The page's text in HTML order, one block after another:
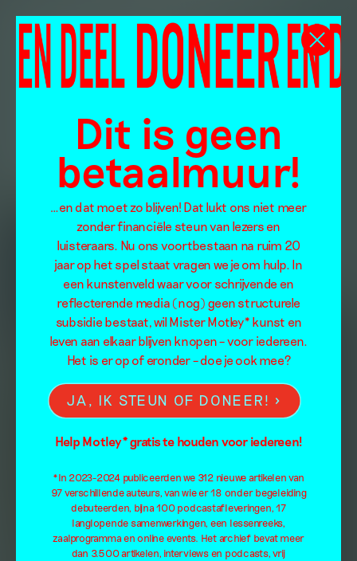
Dit is geen
betaalmuur!
…en dat moet zo blijven! Dat lukt ons niet meer
zonder financiële steun van lezers en
luisteraars. Nu ons voortbestaan na ruim 20
jaar op het spel staat vragen we je om hulp. In
een kunstenveld waar voor schrijvende en
reflecterende media (nog) geen structurele
subsidie bestaat, wil Mister Motley* kunst en
leven aan elkaar blijven knopen – voor iedereen.
Het is er op of eronder – doe je ook mee?
JA, IK STEUN OF DONEER!
Help Motley* gratis te houden voor iedereen!
*In 2023-2024 publiceerden we 312 nieuwe artikelen van
97 verschillende auteurs, van wie er 18 onder begeleiding
debuteerden, bijna 100 podcastafleveringen, 17
langlopende samenwerkingen, een lessenreeks,
zaalprogramma en online events. Het archief bevat meer
dan 3.500 artikelen, interviews en podcasts, vrij